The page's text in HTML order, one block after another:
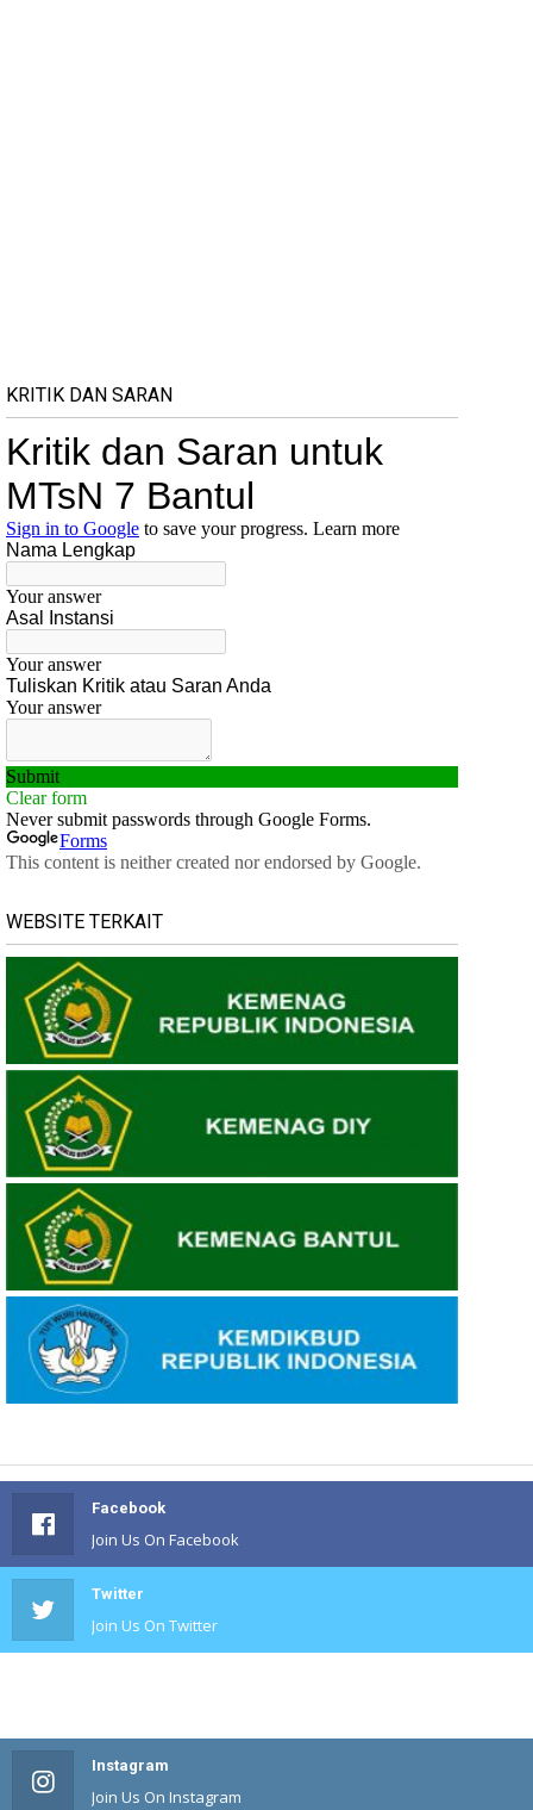
KRITIK DAN SARAN
WEBSITE TERKAIT
Facebook
Join Us On Facebook
Twitter
Join Us On Twitter
Instagram
Join Us On Instagram